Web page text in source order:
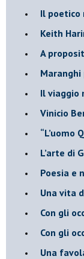
​Il poetico
​Keith
​A
Maranghi
​Il viaggio
Vinicio
“L’uomo
​L’arte di
Poesia e
Una vita
​Con gli
​Con gli
Una